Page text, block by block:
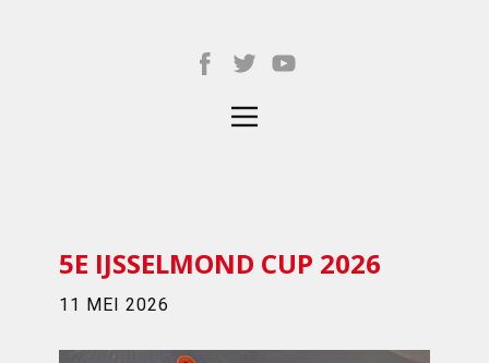
5E IJSSELMOND CUP 2026
11 MEI 2026